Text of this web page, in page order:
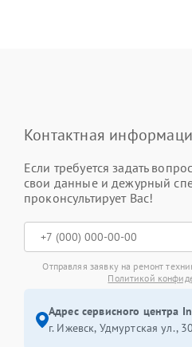
Контактная
Если требуется задать
свои данные и дежурный
проконсультирует Вас!
Отправляя заявку на ремонт
Политикой
Адрес сервисного центра
г. Ижевск, Удмуртская ул.,